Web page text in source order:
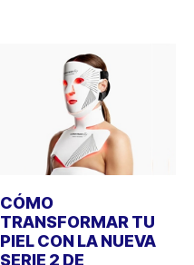
CÓMO
TRANSFORMAR TU
PIEL CON LA NUEVA
SERIE 2 DE